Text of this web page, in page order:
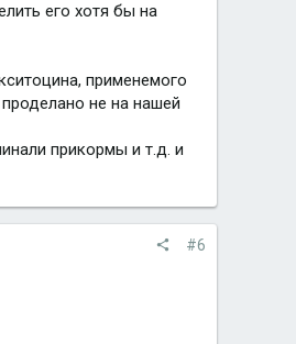
его хотя бы на
применемого
не на нашей
прикормы и т.д. и
#6